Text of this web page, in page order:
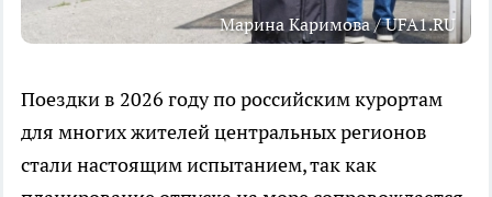
Марина Каримова / UFA1.RU
Поездки в 2026 году по российским курортам
для многих жителей центральных регионов
стали настоящим испытанием, так как